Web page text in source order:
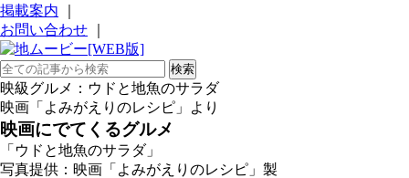
掲載案内
お問い合わせ
映級グルメ：ウドと地魚のサラダ
映画「よみがえりのレシピ」より
映画にでてくるグルメ
「ウドと地魚のサラダ」
写真提供：映画「よみがえりのレシピ」製